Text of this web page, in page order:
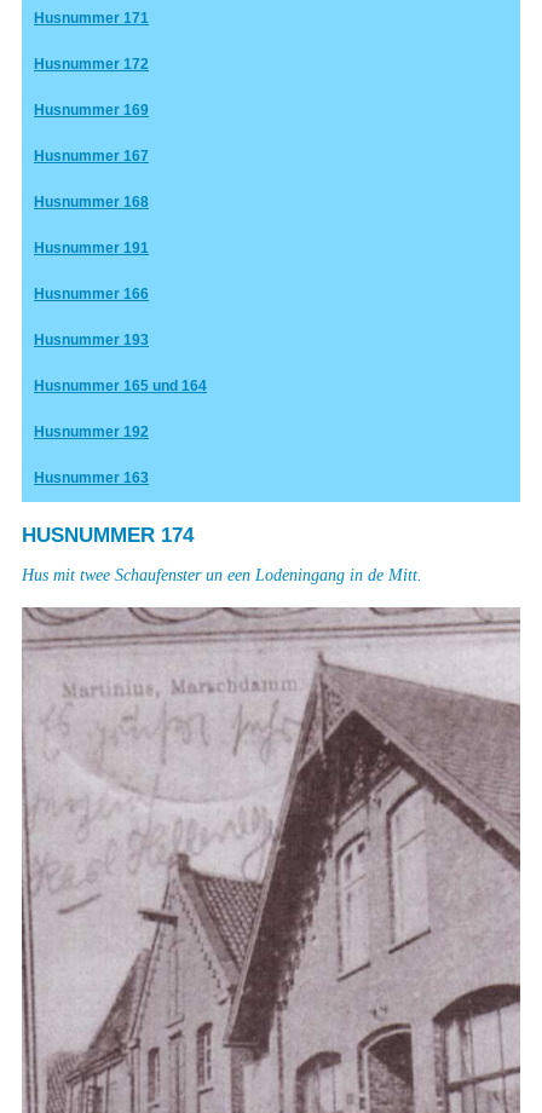
Husnummer 171
Husnummer 172
Husnummer 169
Husnummer 167
Husnummer 168
Husnummer 191
Husnummer 166
Husnummer 193
Husnummer 165 und 164
Husnummer 192
Husnummer 163
HUSNUMMER 174
Hus mit twee Schaufenster un een Lodeningang in de Mitt.